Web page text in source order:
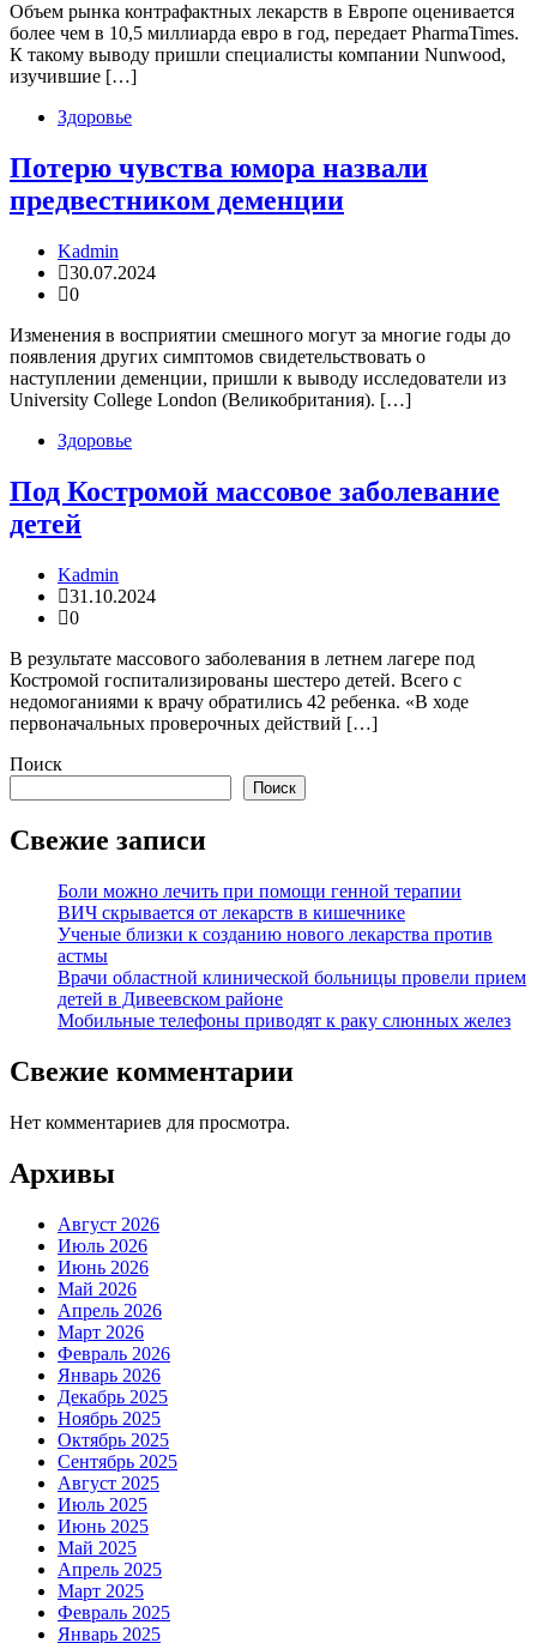
Объем рынка контрафактных лекарств в Европе оценивается
более чем в 10,5 миллиарда евро в год, передает PharmaTimes.
К такому выводу пришли специалисты компании Nunwood,
изучившие […]
Здоровье
Потерю чувства юмора назвали
предвестником деменции
Kadmin
30.07.2024
0
Изменения в восприятии смешного могут за многие годы до
появления других симптомов свидетельствовать о
наступлении деменции, пришли к выводу исследователи из
University College London (Великобритания). […]
Здоровье
Под Костромой массовое заболевание
детей
Kadmin
31.10.2024
0
В результате массового заболевания в летнем лагере под
Костромой госпитализированы шестеро детей. Всего с
недомоганиями к врачу обратились 42 ребенка. «В ходе
первоначальных проверочных действий […]
Поиск
Поиск
Свежие записи
Боли можно лечить при помощи генной терапии
ВИЧ скрывается от лекарств в кишечнике
Ученые близки к созданию нового лекарства против
астмы
Врачи областной клинической больницы провели прием
детей в Дивеевском районе
Мобильные телефоны приводят к раку слюнных желез
Свежие комментарии
Нет комментариев для просмотра.
Архивы
Август 2026
Июль 2026
Июнь 2026
Май 2026
Апрель 2026
Март 2026
Февраль 2026
Январь 2026
Декабрь 2025
Ноябрь 2025
Октябрь 2025
Сентябрь 2025
Август 2025
Июль 2025
Июнь 2025
Май 2025
Апрель 2025
Март 2025
Февраль 2025
Январь 2025